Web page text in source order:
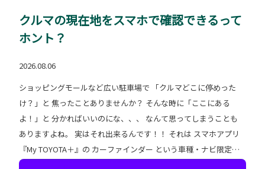
クルマの現在地をスマホで確認できるって
ホント？
2026.08.06
ショッピングモールなど広い駐車場で 「クルマどこに停めった
け？」と 焦ったことありませんか？ そんな時に「ここにある
よ！」と 分かればいいのにな、、、 なんて思ってしまうことも
ありますよね。 実はそれ出来るんです！！ それは スマホアプリ
『My TOYOTA＋』の カーファインダー という車種・ナビ限定の
サービスです。 ※新車ご購入時にT-connectのお申込みをしてい